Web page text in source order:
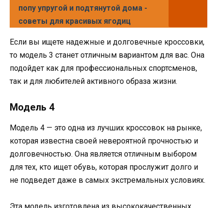
попу упругой и подтянутой дома -
советы для красивых ягодиц
Если вы ищете надежные и долговечные кроссовки,
то модель 3 станет отличным вариантом для вас. Она
подойдет как для профессиональных спортсменов,
так и для любителей активного образа жизни.
Модель 4
Модель 4 — это одна из лучших кроссовок на рынке,
которая известна своей невероятной прочностью и
долговечностью. Она является отличным выбором
для тех, кто ищет обувь, которая прослужит долго и
не подведет даже в самых экстремальных условиях.